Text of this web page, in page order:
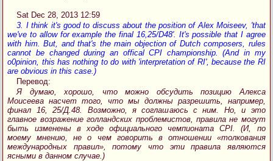
Sat Dec 28, 2013 12:59
3. I think it's good to discuss about the position of Alex Moiseev, 'that
we've to allow for example the final 16,25/D48'. It's possible that I agree
with him. But, and that's the main objection of Dutch composers, rules
cannot be changed during an offical CPI championship. (And in my
o0pinion, this has nothing to do with 'interpretation of RI', because the RI
are obvious in this case.)
Перевод:
Я думаю, хорошо, что можно обсудить позицию Алекса
Моисеева насчет того, что мы должны разрешить, например,
финал 16, 25/Д.48. Возможно, я соглашаюсь с ним. Но, и это
главное возражение голландских проблемистов, правила не могут
быть изменены в ходе официального чемпионата CPI. (И, по
моему мнению, не о чем говорить в отношении «толкования
международных правил», потому что эти правила являются
ясными в данном случае.)